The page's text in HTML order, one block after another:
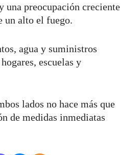
una preocupación creciente
un alto el fuego.
agua y suministros
escuelas y
lados no hace más que
de medidas inmediatas